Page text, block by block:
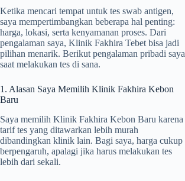
Ketika mencari tempat untuk tes swab antigen,
saya mempertimbangkan beberapa hal penting:
harga, lokasi, serta kenyamanan proses. Dari
pengalaman saya, Klinik Fakhira Tebet bisa jadi
pilihan menarik. Berikut pengalaman pribadi saya
saat melakukan tes di sana.
1. Alasan Saya Memilih Klinik Fakhira Kebon
Baru
Saya memilih Klinik Fakhira Kebon Baru karena
tarif tes yang ditawarkan lebih murah
dibandingkan klinik lain. Bagi saya, harga cukup
berpengaruh, apalagi jika harus melakukan tes
lebih dari sekali.